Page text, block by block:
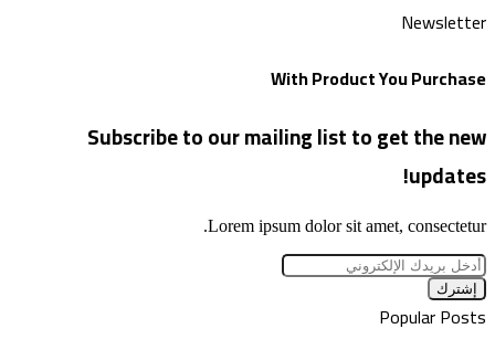
Newsletter
With Product You Purchase
Subscribe to our mailing list to get the new
updates!
Lorem ipsum dolor sit amet, consectetur.
أدخل
بريدك
الإلكتروني
Popular Posts